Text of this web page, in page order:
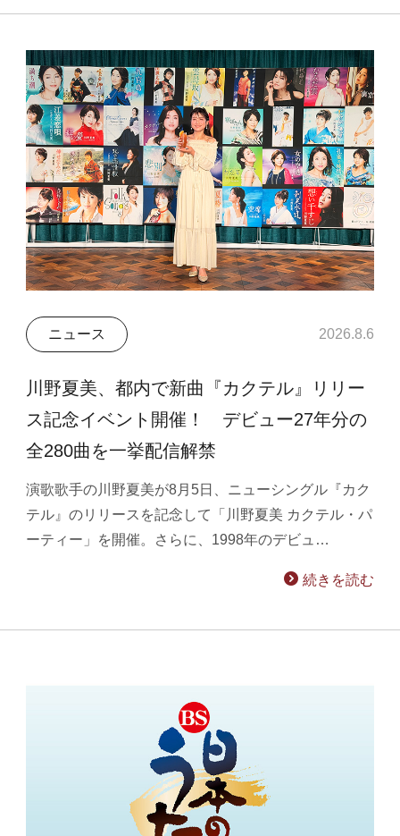
ニュース 2026.8.6
川野夏美、都内で新曲『カクテル』リリー
ス記念イベント開催！ デビュー27年分の
全280曲を一挙配信解禁
演歌歌手の川野夏美が8月5日、ニューシングル『カク
テル』のリリースを記念して「川野夏美 カクテル・パ
ーティー」を開催。さらに、1998年のデビュ…
続きを読む